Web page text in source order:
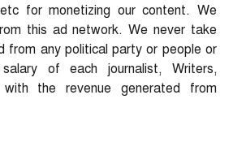
for monetizing our content. We
this ad network. We never take
from any political party or people or
of each journalist, Writers,
the revenue generated from